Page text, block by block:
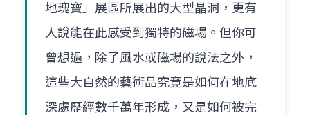
地瑰寶」展區所展出的大型晶洞，更有
人說能在此感受到獨特的磁場。但你可
曾想過，除了風水或磁場的說法之外，
這些大自然的藝術品究竟是如何在地底
深處歷經數千萬年形成，又是如何被完